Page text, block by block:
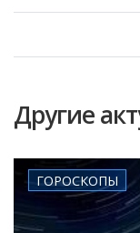
Другие
ГОРОСКОПЫ